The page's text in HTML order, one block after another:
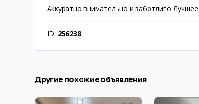
Аккуратно внимательно и заботливо
ID: 256238
Другие похожие объявления